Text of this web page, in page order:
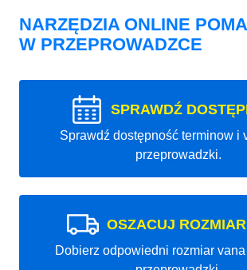
NARZĘDZIA ONLINE
W PRZEPROWADZCE
SPRAWDŹ
Sprawdź dostępność terminow i
przeprowadzki.
OSZACUJ
Dobierz odpowiedni rozmiar